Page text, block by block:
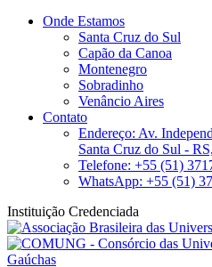
Onde Estamos
Santa Cruz do Sul
Capão da Canoa
Montenegro
Sobradinho
Venâncio Aires
Contato
Endereço: Av.
Santa Cruz do Sul -
Telefone: +55 (51)
WhatsApp: +55 (51)
Instituição Credenciada